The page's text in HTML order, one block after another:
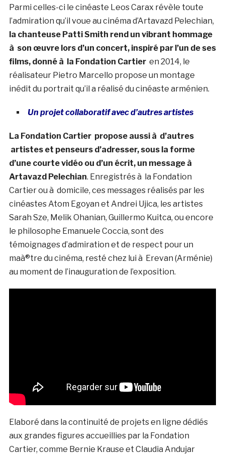
Parmi celles-ci le cinéaste Leos Carax révèle toute
l’admiration qu’il voue au cinéma d’Artavazd Pelechian,
la chanteuse Patti Smith rend un vibrant hommage
à son œuvre lors d’un concert, inspiré par l’un de ses
films, donné à la Fondation Cartier en 2014, le
réalisateur Pietro Marcello propose un montage
inédit du portrait qu’il a réalisé du cinéaste arménien.
Un projet collaboratif avec d’autres artistes
La Fondation Cartier propose aussi à d’autres
artistes et penseurs d’adresser, sous la forme
d’une courte vidéo ou d’un écrit, un message à
Artavazd Pelechian. Enregistrés à la Fondation
Cartier ou à domicile, ces messages réalisés par les
cinéastes Atom Egoyan et Andrei Ujica, les artistes
Sarah Sze, Melik Ohanian, Guillermo Kuitca, ou encore
le philosophe Emanuele Coccia, sont des
témoignages d’admiration et de respect pour un
maà®tre du cinéma, resté chez lui à Erevan (Arménie)
au moment de l’inauguration de l’exposition.
Elaboré dans la continuité de projets en ligne dédiés
aux grandes figures accueillies par la Fondation
Cartier, comme Bernie Krause et Claudia Andujar